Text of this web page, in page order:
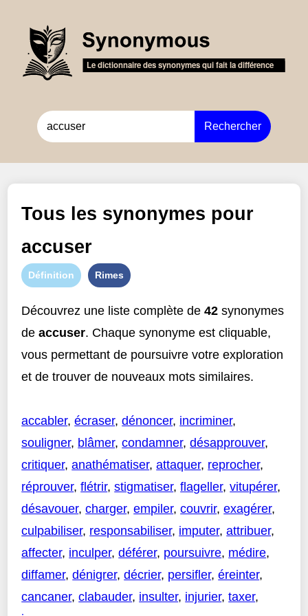
Rechercher
Tous les synonymes pour
accuser
Définition Rimes
Découvrez une liste complète de42 synonymes
deaccuser. Chaque synonyme est cliquable,
vous permettant de poursuivre votre exploration
et de trouver de nouveaux mots similaires.
accabler,écraser,dénoncer, incriminer,
souligner, blâmer,condamner,désapprouver,
critiquer,anathématiser,attaquer, reprocher,
réprouver,flétrir,stigmatiser,flageller,vitupérer,
désavouer,charger,empiler,couvrir,exagérer,
culpabiliser, responsabiliser, imputer,attribuer,
affecter, inculper,déférer, poursuivre, médire,
diffamer,dénigrer,décrier, persifler,éreinter,
cancaner,clabauder, insulter, injurier,taxer,